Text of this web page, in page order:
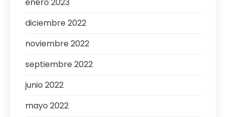
diciembre 2022
noviembre 2022
septiembre 2022
junio 2022
mayo 2022